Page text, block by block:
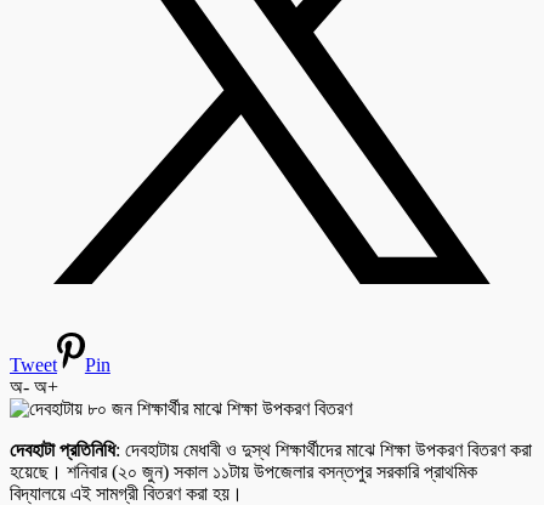
Tweet
Pin
অ- অ+
দেবহাটা প্রতিনিধি: দেবহাটায় মেধাবী ও দুস্থ শিক্ষার্থীদের মাঝে শিক্ষা উপকরণ বিতরণ করা
হয়েছে। শনিবার (২০ জুন) সকাল ১১টায় উপজেলার বসন্তপুর সরকারি প্রাথমিক
বিদ্যালয়ে এই সামগ্রী বিতরণ করা হয়।